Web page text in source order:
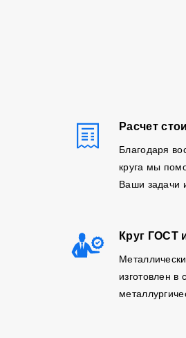
Расчет
Благодаря
круга мы
Ваши задачи
Круг ГОСТ
изготовлен